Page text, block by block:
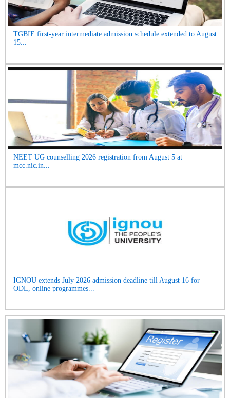
TGBIE first-year intermediate admission schedule extended to August
15...
NEET UG counselling 2026 registration from August 5 at
mcc.nic.in...
IGNOU extends July 2026 admission deadline till August 16 for
ODL, online programmes...